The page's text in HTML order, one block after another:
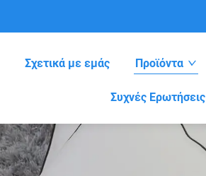
Σχετικά με εμάς Προϊόντα
Συχνές Ερωτήσεις